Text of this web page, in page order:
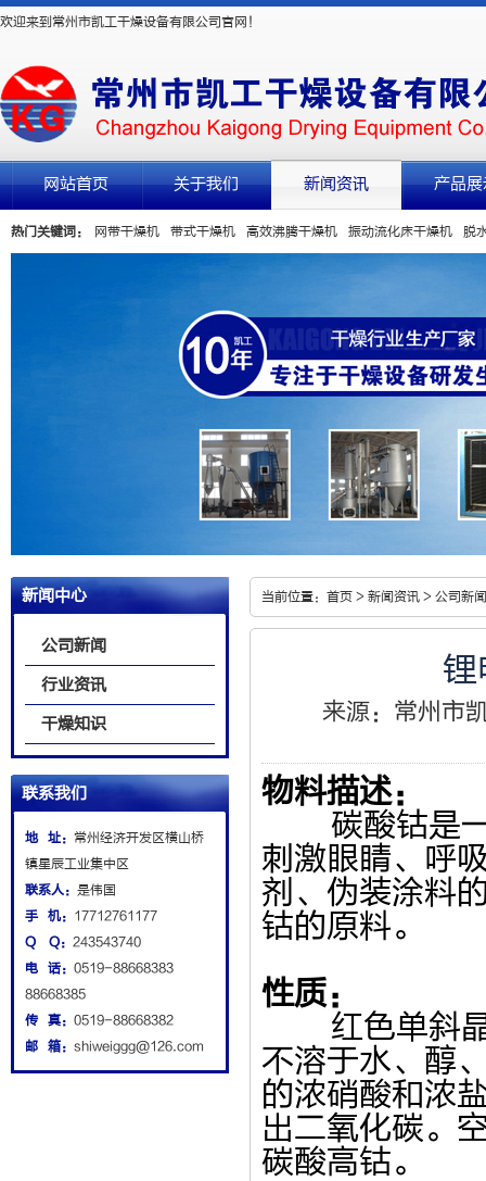
欢迎来到常州市凯工干燥设备有限公司官网！
网站首页 关于我们 新闻资讯 产品展
热门关键词： 网带干燥机 带式干燥机 高效沸腾干燥机 振动流化床干燥机 脱
新闻中心
公司新闻
行业资讯
干燥知识
联系我们
地 址： 常州经济开发区横山桥
镇星辰工业集中区
联系人： 是伟国
手 机： 17712761177
Q Q： 243543740
电 话： 0519-88668383
88668385
传 真： 0519-88668382
邮 箱： shiweiggg@126.com
当前位置： 首页 > 新闻资讯 > 公司新闻
锂
来源： 常州市
物料描述：
碳酸钴是一
刺激眼睛、呼
剂、伪装涂料
钴的原料。
性质：
红色单斜晶
不溶于水、醇
的浓硝酸和浓
出二氧化碳。
碳酸高钴。